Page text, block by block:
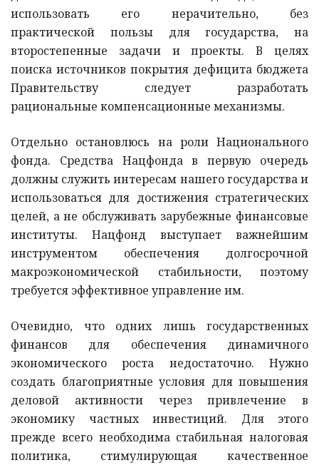
использовать его нерачительно, без
практической пользы для государства, на
второстепенные задачи и проекты. В целях
поиска источников покрытия дефицита бюджета
Правительству следует разработать
рациональные компенсационные механизмы.
Отдельно остановлюсь на роли Национального
фонда. Средства Нацфонда в первую очередь
должны служить интересам нашего государства и
использоваться для достижения стратегических
целей, а не обслуживать зарубежные финансовые
институты. Нацфонд выступает важнейшим
инструментом обеспечения долгосрочной
макроэкономической стабильности, поэтому
требуется эффективное управление им.
Очевидно, что одних лишь государственных
финансов для обеспечения динамичного
экономического роста недостаточно. Нужно
создать благоприятные условия для повышения
деловой активности через привлечение в
экономику частных инвестиций. Для этого
прежде всего необходима стабильная налоговая
политика, стимулирующая качественное